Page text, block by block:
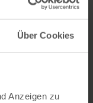
Über Cookies
Anzeigen zu